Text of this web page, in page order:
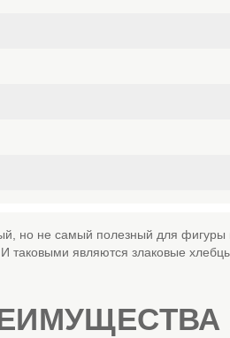
но не самый полезный для
таковыми являются злаковые